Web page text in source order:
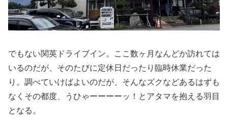
でもない関英ドライブイン。ここ数ヶ月なんどか訪れては
いるのだが、そのたびに定休日だったり臨時休業だった
り。調べていけばよいのだが、そんなズクなどあるはずも
なくその都度、うひゃーーーーッ！とアタマを抱える羽目
となる。